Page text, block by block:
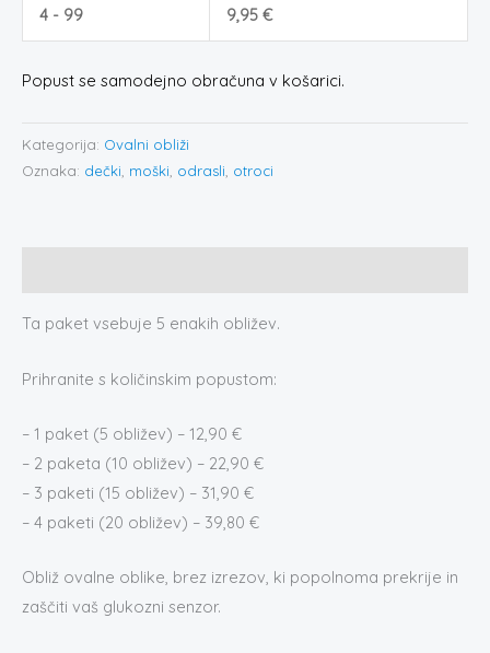
4 - 99 9,95 €
Popust se samodejno obračuna v košarici.
Kategorija: Ovalni obliži
Oznaka: dečki moški odrasli otroci
Ta paket vsebuje 5 enakih obližev.
Prihranite s količinskim popustom:
– 1 paket (5 obližev) – 12,90 €
– 2 paketa (10 obližev) – 22,90 €
– 3 paketi (15 obližev) – 31,90 €
– 4 paketi (20 obližev) – 39,80 €
Obliž ovalne oblike, brez izrezov, ki popolnoma prekrije in
zaščiti vaš glukozni senzor.